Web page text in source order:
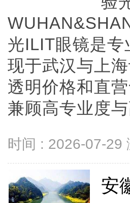
光ILIT眼镜是
现于武汉与上
透明价格和直
兼顾高专业度
时间 : 2026-07-29
安